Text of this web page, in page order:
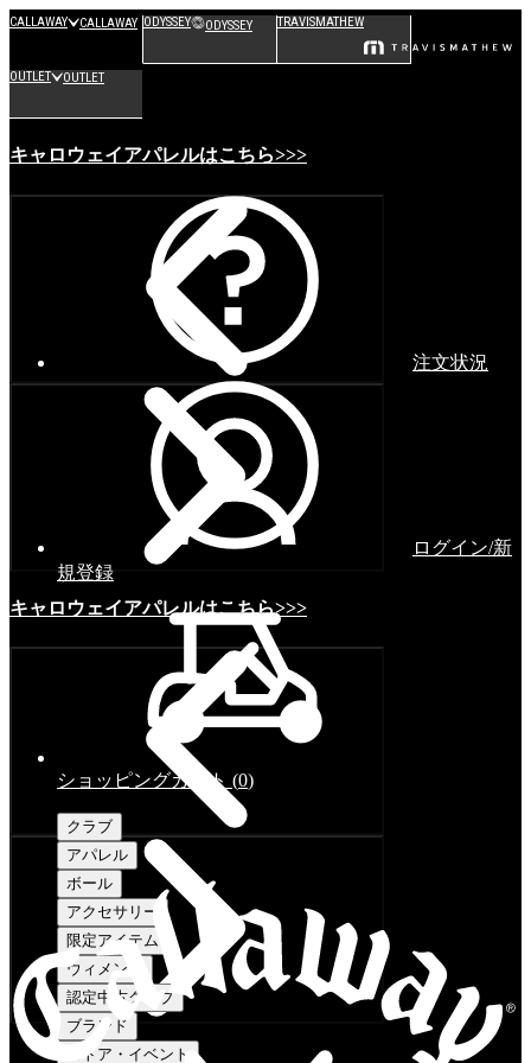
CALLAWAY CALLAWAY ODYSSEY ODYSSEY TRAVISMATHEW
OUTLET OUTLET
キャロウェイアパレルはこちら>>>
キャロウェイアパレルはこちら>>>
注文状況
ログイン/新
規登録
ショッピングカート (0)
クラブ
アパレル
ボール
アクセサリー
限定アイテム
ウィメンズ
認定中古クラブ
ブランド
ストア・イベント